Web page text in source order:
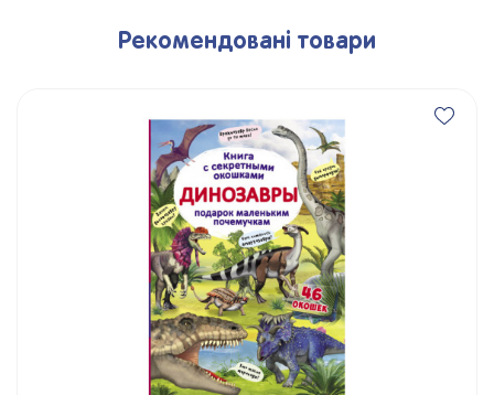
Рекомендовані товари